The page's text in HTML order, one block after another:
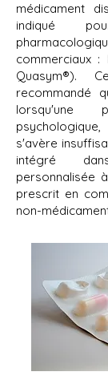
médicament
indiqué
commerciaux :
Quasym®).
recommandé
lorsqu'une
s'avère
intégré
personnalisée
prescrit en
non-